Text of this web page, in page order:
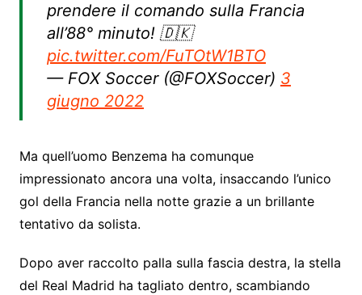
prendere il comando sulla Francia
all’88° minuto! 🇩🇰
pic.twitter.com/FuTOtW1BTO
— FOX Soccer (@FOXSoccer) 3
giugno 2022
Ma quell’uomo Benzema ha comunque
impressionato ancora una volta, insaccando l’unico
gol della Francia nella notte grazie a un brillante
tentativo da solista.
Dopo aver raccolto palla sulla fascia destra, la stella
del Real Madrid ha tagliato dentro, scambiando